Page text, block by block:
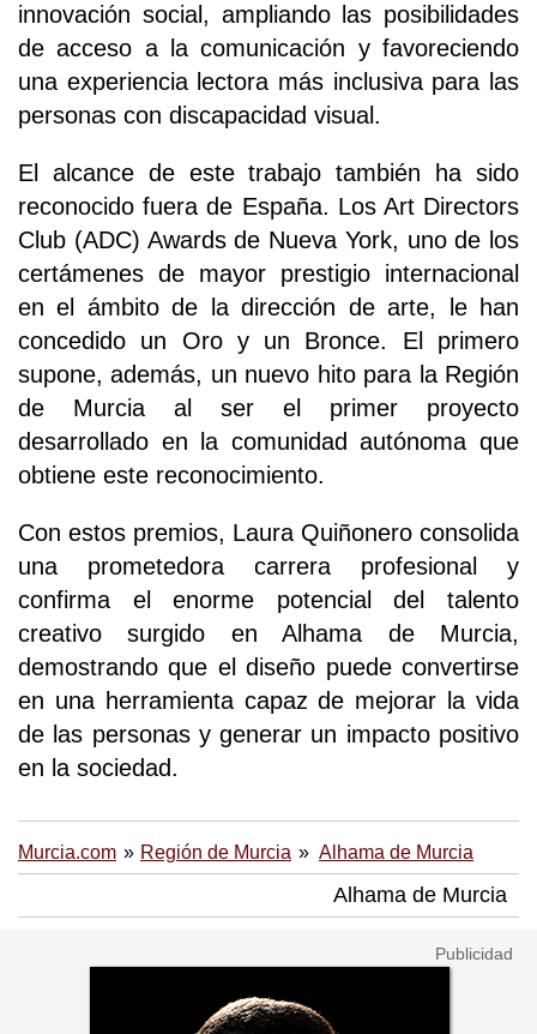
innovación social, ampliando las posibilidades
de acceso a la comunicación y favoreciendo
una experiencia lectora más inclusiva para las
personas con discapacidad visual.
El alcance de este trabajo también ha sido
reconocido fuera de España. Los Art Directors
Club (ADC) Awards de Nueva York, uno de los
certámenes de mayor prestigio internacional
en el ámbito de la dirección de arte, le han
concedido un Oro y un Bronce. El primero
supone, además, un nuevo hito para la Región
de Murcia al ser el primer proyecto
desarrollado en la comunidad autónoma que
obtiene este reconocimiento.
Con estos premios, Laura Quiñonero consolida
una prometedora carrera profesional y
confirma el enorme potencial del talento
creativo surgido en Alhama de Murcia,
demostrando que el diseño puede convertirse
en una herramienta capaz de mejorar la vida
de las personas y generar un impacto positivo
en la sociedad.
Murcia.com Región de Murcia Alhama de Murcia
Alhama de Murcia